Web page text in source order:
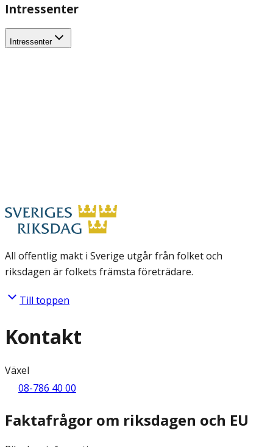
Intressenter
Intressenter
All offentlig makt i Sverige utgår från folket och
riksdagen är folkets främsta företrädare.
Till toppen
Kontakt
Växel
08-786 40 00
Faktafrågor om riksdagen och EU